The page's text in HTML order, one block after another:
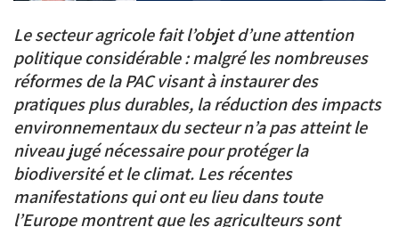
Le secteur agricole fait l’objet d’une attention
politique considérable : malgré les nombreuses
réformes de la PAC visant à instaurer des
pratiques plus durables, la réduction des impacts
environnementaux du secteur n’a pas atteint le
niveau jugé nécessaire pour protéger la
biodiversité et le climat. Les récentes
manifestations qui ont eu lieu dans toute
l’Europe montrent que les agriculteurs sont